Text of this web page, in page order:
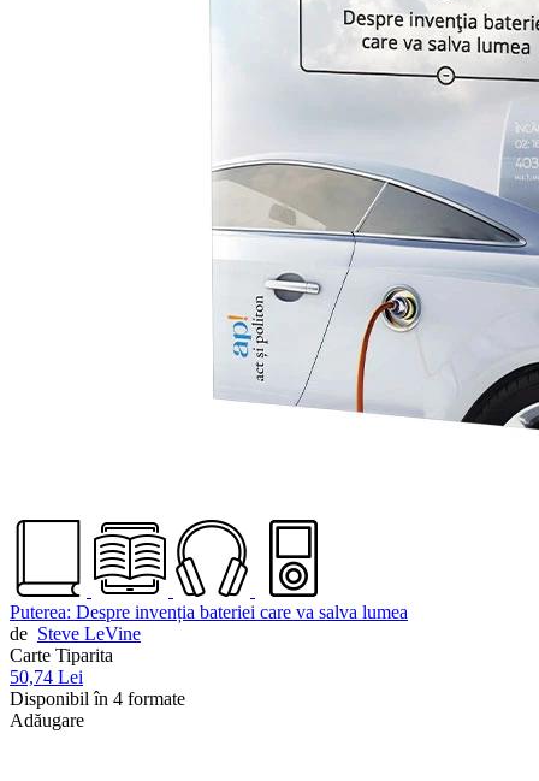
Puterea: Despre invenția bateriei care va salva lumea
de Steve LeVine
Carte Tiparita
50,74 Lei
Disponibil în 4 formate
Adăugare